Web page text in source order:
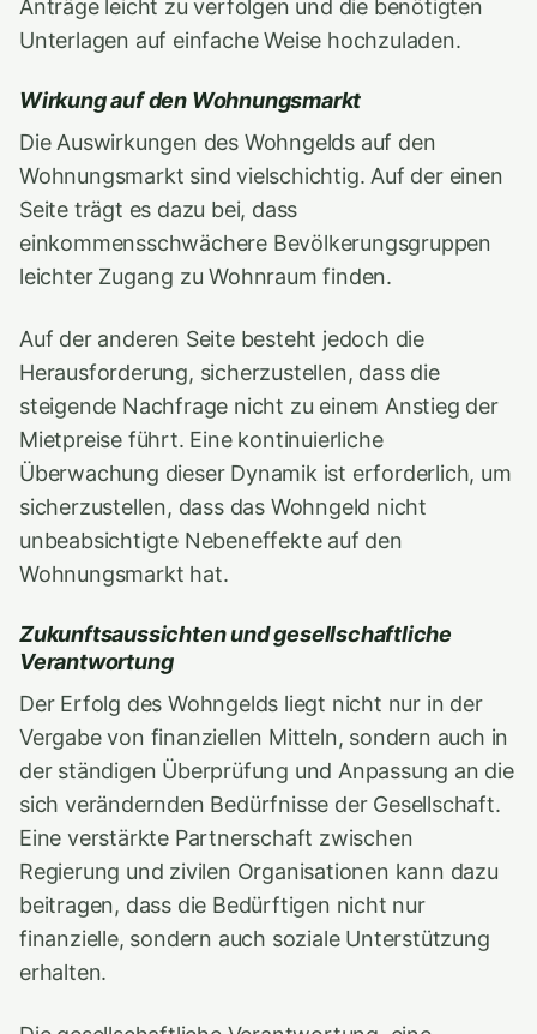
Anträge leicht zu verfolgen und die benötigten
Unterlagen auf einfache Weise hochzuladen.
Wirkung auf den Wohnungsmarkt
Die Auswirkungen des Wohngelds auf den
Wohnungsmarkt sind vielschichtig. Auf der einen
Seite trägt es dazu bei, dass
einkommensschwächere Bevölkerungsgruppen
leichter Zugang zu Wohnraum finden.
Auf der anderen Seite besteht jedoch die
Herausforderung, sicherzustellen, dass die
steigende Nachfrage nicht zu einem Anstieg der
Mietpreise führt. Eine kontinuierliche
Überwachung dieser Dynamik ist erforderlich, um
sicherzustellen, dass das Wohngeld nicht
unbeabsichtigte Nebeneffekte auf den
Wohnungsmarkt hat.
Zukunftsaussichten und gesellschaftliche
Verantwortung
Der Erfolg des Wohngelds liegt nicht nur in der
Vergabe von finanziellen Mitteln, sondern auch in
der ständigen Überprüfung und Anpassung an die
sich verändernden Bedürfnisse der Gesellschaft.
Eine verstärkte Partnerschaft zwischen
Regierung und zivilen Organisationen kann dazu
beitragen, dass die Bedürftigen nicht nur
finanzielle, sondern auch soziale Unterstützung
erhalten.